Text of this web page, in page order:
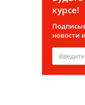
курсе!
новости